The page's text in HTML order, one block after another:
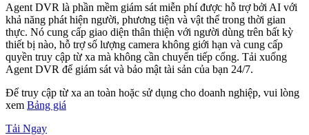
Agent DVR là phần mềm giám sát miễn phí được hỗ trợ bởi AI với
khả năng phát hiện người, phương tiện và vật thể trong thời gian
thực. Nó cung cấp giao diện thân thiện với người dùng trên bất kỳ
thiết bị nào, hỗ trợ số lượng camera không giới hạn và cung cấp
quyền truy cập từ xa mà không cần chuyển tiếp cổng. Tải xuống
Agent DVR để giám sát và bảo mật tài sản của bạn 24/7.
Để truy cập từ xa an toàn hoặc sử dụng cho doanh nghiệp, vui lòng
xem Bảng giá
Tải Ngay